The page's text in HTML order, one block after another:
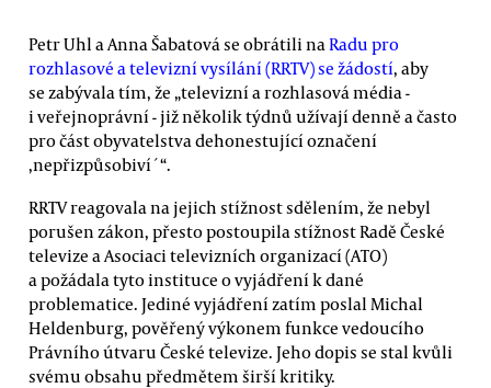
Petr Uhl a Anna Šabatová se obrátili na Radu pro
rozhlasové a televizní vysílání (RRTV) se žádostí, aby
se zabývala tím, že „televizní a rozhlasová média -
i veřejnoprávní - již několik týdnů užívají denně a často
pro část obyvatelstva dehonestující označení
,nepřizpůsobiví´“.
RRTV reagovala na jejich stížnost sdělením, že nebyl
porušen zákon, přesto postoupila stížnost Radě České
televize a Asociaci televizních organizací (ATO)
a požádala tyto instituce o vyjádření k dané
problematice. Jediné vyjádření zatím poslal Michal
Heldenburg, pověřený výkonem funkce vedoucího
Právního útvaru České televize. Jeho dopis se stal kvůli
svému obsahu předmětem širší kritiky.